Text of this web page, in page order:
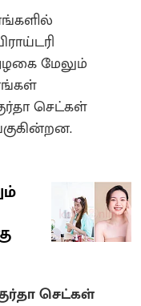
மேலும்
செட்கள்
செட்கள்